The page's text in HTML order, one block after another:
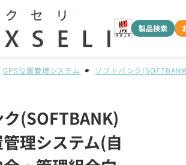
製品検索
GPS位置管理システム ソフトバンク
(SOFTBANK)
理システム(自